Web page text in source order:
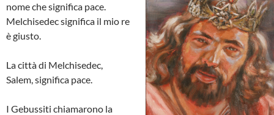
nome che significa pace.
Melchisedec significa il mio re
è giusto.
La città di Melchisedec,
Salem, significa pace.
I Gebussiti chiamarono la